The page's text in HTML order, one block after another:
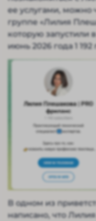
ее услугами, можно
группе «Лилия
которую запустили
июнь 2026 года 1
В одном из
написано, что